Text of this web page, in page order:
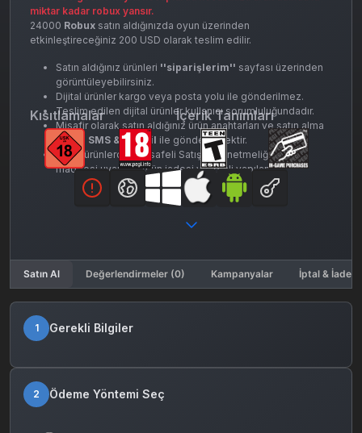
miktar kadar robux yansır.
24000 Robux satın aldığınızda oyun üzerinden
etkinleştireceğiniz 200 USD olarak teslim edilir.
Satın aldığınız ürünleri ''siparişlerim'' sayfası üzerinden
görüntüleyebilirsiniz.
Dijital ürünler kargo veya posta yolu ile gönderilmez.
Teslim edilen dijital ürünler kullanıcı sorumluluğundadır.
Misafir olarak satın aldığınız ürün anahtarları ve satın alma
detayı SMS & E-mail ile gönderilecektir.
Dijital ürünlerde, Mesafeli Satışlar Yönetmeliği’nin 15.
maddesi uyarınca ürün iadesi ve iptali yapılamaz.
Kısıtlamalar İçerik Tanımları
Satın Al Değerlendirmeler (0) Kampanyalar İptal & İade
1 Gerekli Bilgiler
2 Ödeme Yöntemi Seç